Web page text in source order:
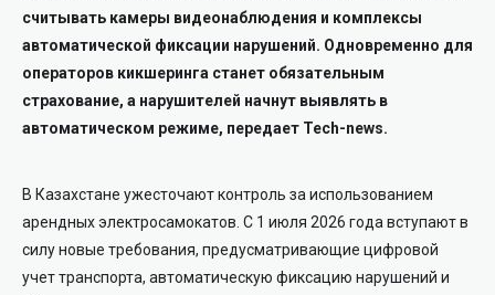
считывать камеры видеонаблюдения и комплексы
автоматической фиксации нарушений. Одновременно для
операторов кикшеринга станет обязательным
страхование, а нарушителей начнут выявлять в
автоматическом режиме, передает Tech-news.
В Казахстане ужесточают контроль за использованием
арендных электросамокатов. С 1 июля 2026 года вступают в
силу новые требования, предусматривающие цифровой
учет транспорта, автоматическую фиксацию нарушений и